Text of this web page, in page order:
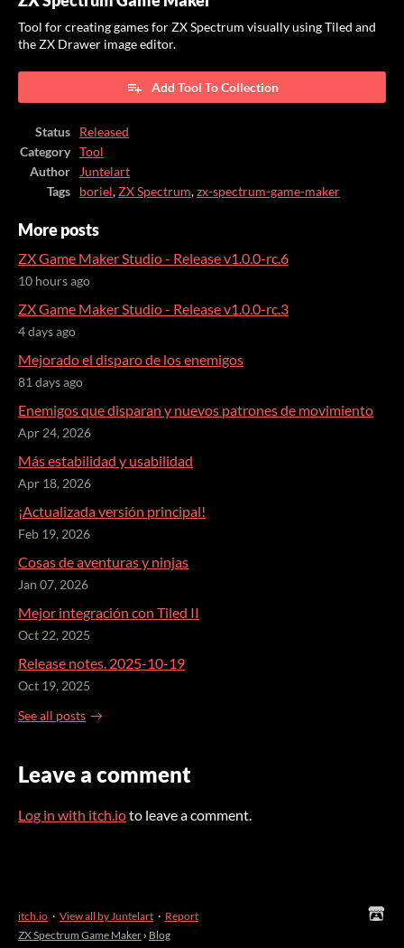
Tool for creating games for ZX Spectrum visually using Tiled and
the ZX Drawer image editor.
Add Tool To Collection
Status
Released
Category
Tool
Author
Juntelart
Tags
boriel,ZX Spectrum,zx-spectrum-game-maker
More posts
ZX Game Maker Studio - Release v1.0.0-rc.6
10 hours ago
ZX Game Maker Studio - Release v1.0.0-rc.3
4 days ago
Mejorado el disparo de los enemigos
81 days ago
Enemigos que disparan y nuevos patrones de movimiento
Apr 24, 2026
Más estabilidad y usabilidad
Apr 18, 2026
¡Actualizada versión principal!
Feb 19, 2026
Cosas de aventuras y ninjas
Jan 07, 2026
Mejor integración con Tiled II
Oct 22, 2025
Release notes. 2025-10-19
Oct 19, 2025
See all posts
Leave a comment
Log in with itch.ioto leave a comment.
itch.io · View all by Juntelart · Report
ZX Spectrum Game Maker › Blog